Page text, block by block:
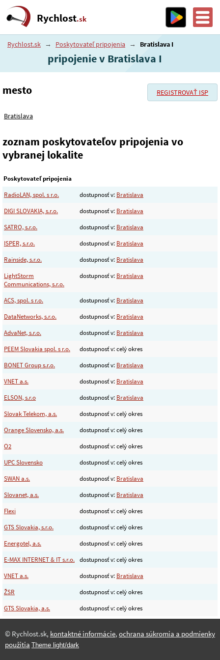
Rychlost.sk
Rychlost.sk → Poskytovateľ pripojenia → Bratislava I
pripojenie v Bratislava I
REGISTROVAŤ ISP
mesto
Bratislava
zoznam poskytovateľov pripojenia vo
vybranej lokalite
Poskytovateľ pripojenia
RadioLAN, spol. s r.o.
dostupnosť v: Bratislava
DIGI SLOVAKIA, s.r.o.
dostupnosť v: Bratislava
SATRO, s.r.o.
dostupnosť v: Bratislava
ISPER, s.r.o.
dostupnosť v: Bratislava
Rainside, s.r.o.
dostupnosť v: Bratislava
LightStorm
Communications, s.r.o.
dostupnosť v: Bratislava
ACS, spol. s r.o. dostupnosť v: Bratislava
DataNetworks, s.r.o.
dostupnosť v: Bratislava
AdvaNet, s.r.o.
dostupnosť v: Bratislava
PEEM Slovakia spol. s r.o.
dostupnosť v: celý okres
BONET Group s.r.o.
dostupnosť v: Bratislava
VNET a.s.
dostupnosť v: Bratislava
ELSON, s.r.o
dostupnosť v: Bratislava
Slovak Telekom, a.s.
dostupnosť v: celý okres
Orange Slovensko, a.s.
dostupnosť v: celý okres
O2
dostupnosť v: celý okres
UPC Slovensko
dostupnosť v: celý okres
SWAN a.s.
dostupnosť v: Bratislava
Slovanet, a.s.
dostupnosť v: Bratislava
Flexi
dostupnosť v: celý okres
GTS Slovakia, s.r.o.
dostupnosť v: celý okres
Energotel, a.s.
dostupnosť v: celý okres
E-MAX INTERNET & IT s.r.o. dostupnosť v: celý okres
VNET a.s.
dostupnosť v: Bratislava
ŽSR
dostupnosť v: celý okres
GTS Slovakia, a.s.
dostupnosť v: celý okres
© Rychlost.sk, kontaktné informácie, ochrana súkromia a podmienky
použitia Theme light/dark